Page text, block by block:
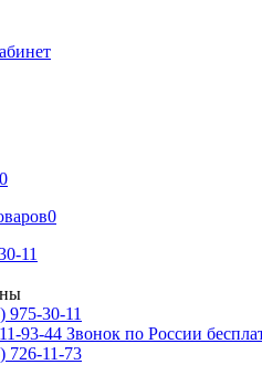
0
0
11
975-30-11
93-44 Звонок по России
726-11-73